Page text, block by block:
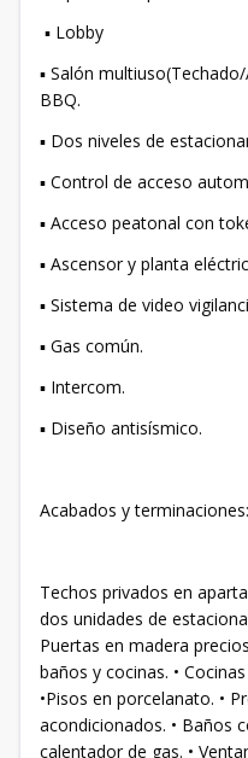
▪ Lobby
▪ Salón
BBQ.
▪ Dos niveles de
▪ Control de acceso
▪ Acceso peatonal con
▪ Ascensor y planta
▪ Sistema de video
▪ Gas común.
▪ Intercom.
▪ Diseño antisísmico.
Acabados y terminaciones:
Techos privados en
dos unidades de
Puertas en madera
baños y cocinas. •
•Pisos en porcelanato. •
acondicionados. • Baños
calentador de gas. •